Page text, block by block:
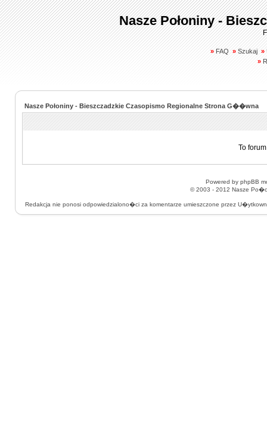
Nasze Połoniny -
» FAQ » Szukaj »
»
Nasze Połoniny - Bieszczadzkie Czasopismo Regionalne Strona G��wna
To
Powered by phpBB
© 2003 - 2012 Nasze
Redakcja nie ponosi odpowiedzialono�ci za komentarze umieszczone przez